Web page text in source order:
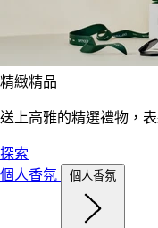
精緻精品
送上高雅的精選禮物，
探索
個人香氛
個人香氛